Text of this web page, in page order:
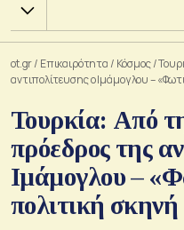
Χ.Α.
ot.gr/ Επικαιρότητα / Κόσμος/
αντιπολίτευσης ο Ιμάμογλου –
Τουρκία: Από
πρόεδρος της
Ιμάμογλου –
πολιτική σκηνή